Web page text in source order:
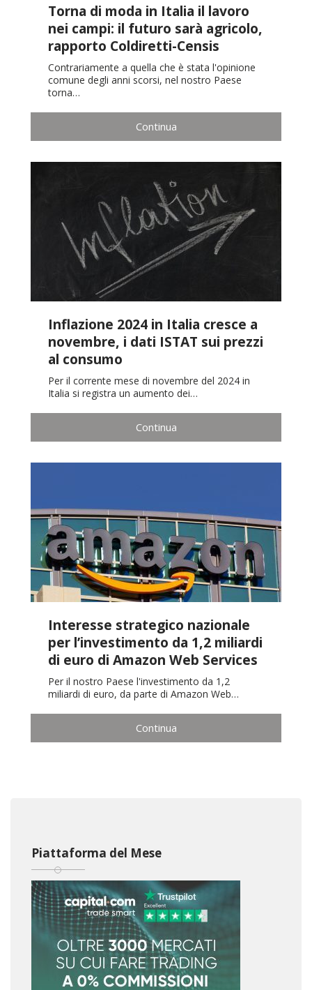
Torna di moda in Italia il lavoro
nei campi: il futuro sarà agricolo,
rapporto Coldiretti-Censis
Contrariamente a quella che è stata l'opinione
comune degli anni scorsi, nel nostro Paese
torna…
Continua
Inflazione 2024 in Italia cresce a
novembre, i dati ISTAT sui prezzi
al consumo
Per il corrente mese di novembre del 2024 in
Italia si registra un aumento dei…
Continua
Interesse strategico nazionale
per l’investimento da 1,2 miliardi
di euro di Amazon Web Services
Per il nostro Paese l'investimento da 1,2
miliardi di euro, da parte di Amazon Web…
Continua
Piattaforma del Mese